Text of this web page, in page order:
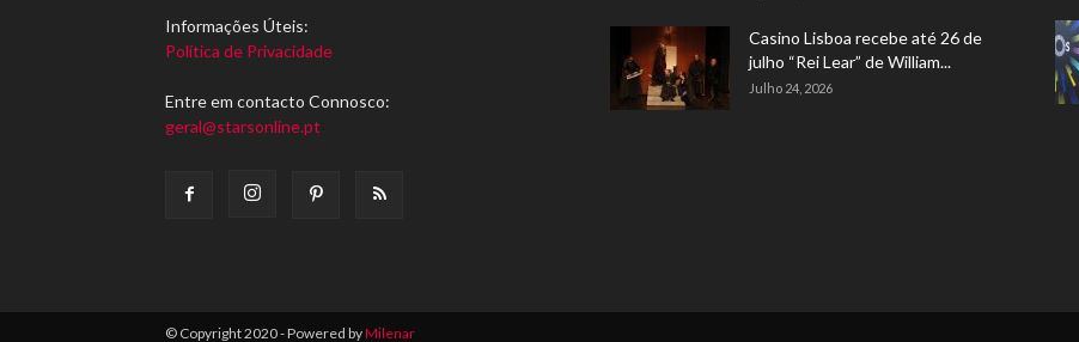
Informações Úteis:
Política de Privacidade
Entre em contacto Connosco:
geral@starsonline.pt
Casino Lisboa recebe até 26 de
julho “Rei Lear” de William...
Julho 24, 2026
© Copyright 2020 - Powered byMilenar